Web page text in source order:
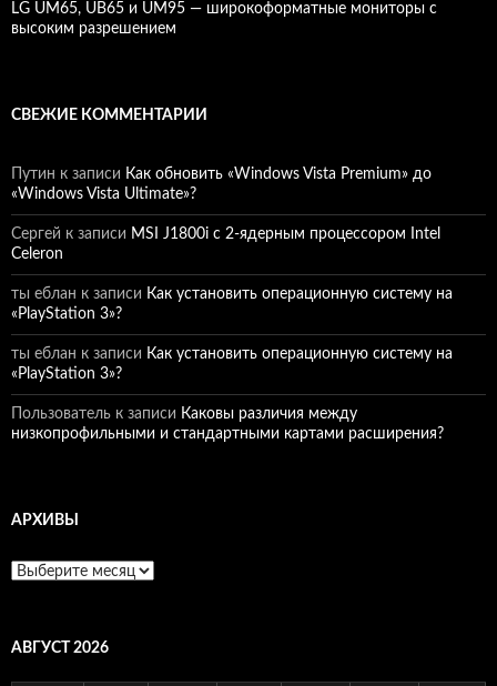
LG UM65, UB65 и UM95 — широкоформатные мониторы с
высоким разрешением
СВЕЖИЕ КОММЕНТАРИИ
Путин к записи Как обновить «Windows Vista Premium» до
«Windows Vista Ultimate»?
Сергей к записи MSI J1800i с 2-ядерным процессором Intel
Celeron
ты еблан к записи Как установить операционную систему на
«PlayStation 3»?
ты еблан к записи Как установить операционную систему на
«PlayStation 3»?
Пользователь к записи Каковы различия между
низкопрофильными и стандартными картами расширения?
АРХИВЫ
Архивы
АВГУСТ 2026